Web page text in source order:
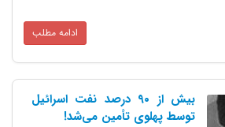
ادامه مطلب
بیش از ۹۰ درصد نفت اسرائیل
توسط پهلوی تأمین می‌شد!